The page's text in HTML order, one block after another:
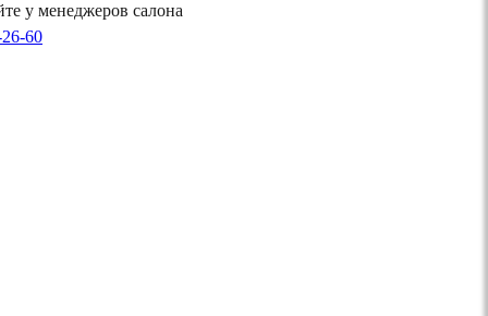
у менеджеров салона
60